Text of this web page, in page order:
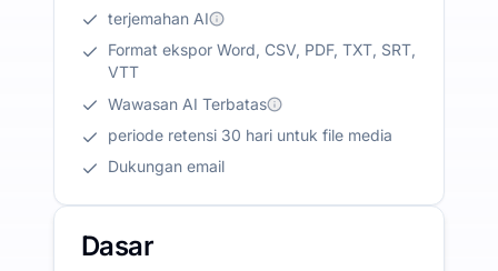
terjemahan AI
Format ekspor Word, CSV, PDF, TXT, SRT,
VTT
Wawasan AI Terbatas
periode retensi 30 hari untuk file media
Dukungan email
Dasar